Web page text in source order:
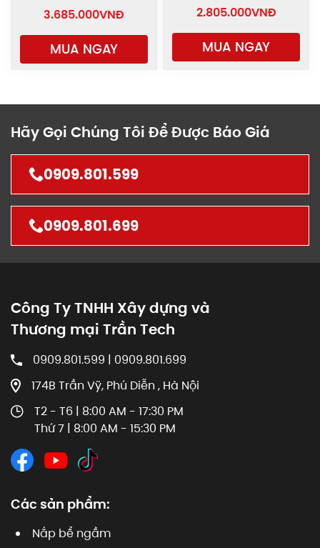
3.685.000VNĐ
MUA NGAY
2.805.000VNĐ
MUA NGAY
Hãy Gọi Chúng Tôi Để Được Báo Giá
0909.801.599
0909.801.699
Công Ty TNHH Xây dựng và
Thương mại Trần Tech
0909.801.599 | 0909.801.699
174B Trần Vỹ, Phú Diễn , Hà Nội
T2 - T6 | 8:00 AM - 17:30 PM
Thứ 7 | 8:00 AM - 15:30 PM
Các sản phẩm:
Nắp bể ngầm